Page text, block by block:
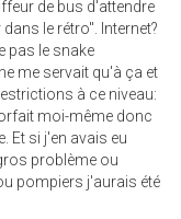
de bus d'attendre
le rétro". Internet?
pas le snake
me servait qu'à ça et
à ce niveau:
moi-même donc
Et si j'en avais eu
problème ou
pompiers j'aurais été